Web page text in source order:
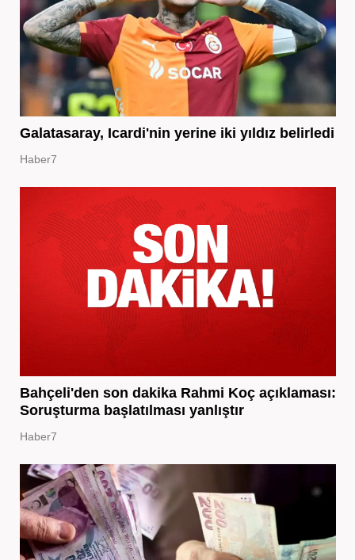
Galatasaray, Icardi'nin yerine iki yıldız belirledi
Haber7
Bahçeli'den son dakika Rahmi Koç açıklaması:
Soruşturma başlatılması yanlıştır
Haber7